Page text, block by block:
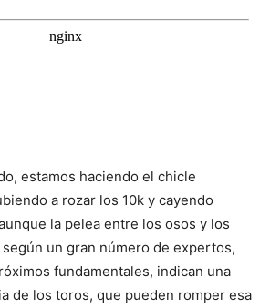
estamos haciendo el chicle
a rozar los 10k y cayendo
la pelea entre los osos y los
un gran número de expertos,
fundamentales, indican una
de los toros, que pueden romper esa